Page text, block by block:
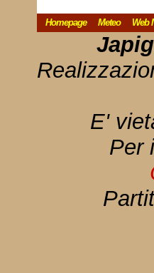
Homepage Meteo Web
E'
Per